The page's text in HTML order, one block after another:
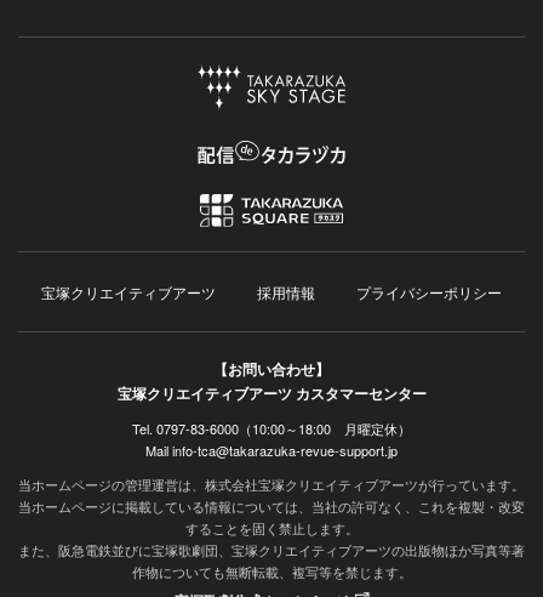
宝塚クリエイティブアーツ 採用情報 プライバシーポリシー
【お問い合わせ】
宝塚クリエイティブアーツ カスタマーセンター
Tel. 0797-83-6000（10:00～18:00 月曜定休）
Mail info-tca@takarazuka-revue-support.jp
当ホームページの管理運営は、株式会社宝塚クリエイティブアーツが行っています。
当ホームページに掲載している情報については、当社の許可なく、これを複製・改変
することを固く禁止します。
また、阪急電鉄並びに宝塚歌劇団、宝塚クリエイティブアーツの出版物ほか写真等著
作物についても無断転載、複写等を禁じます。